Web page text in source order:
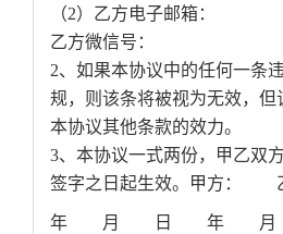
（2）乙方电子邮箱：
乙方微信号：
2、如果本协议中的任何一条
规，则该条将被视为无效，但
本协议其他条款的效力。
3、本协议一式两份，甲乙双
签字之日起生效。甲方：
年 月 日 年 月